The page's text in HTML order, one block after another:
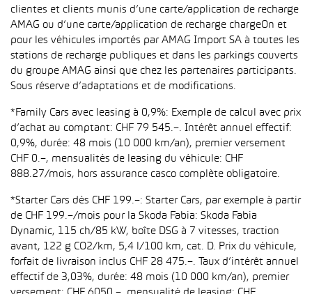
clientes et clients munis d’une carte/application de recharge
AMAG ou d’une carte/application de recharge chargeOn et
pour les véhicules importés par AMAG Import SA à toutes les
stations de recharge publiques et dans les parkings couverts
du groupe AMAG ainsi que chez les partenaires participants.
Sous réserve d’adaptations et de modifications.
*Family Cars avec leasing à 0,9%: Exemple de calcul avec prix
d’achat au comptant: CHF 79 545.–. Intérêt annuel effectif:
0,9%, durée: 48 mois (10 000 km/an), premier versement
CHF 0.–, mensualités de leasing du véhicule: CHF
888.27/mois, hors assurance casco complète obligatoire.
*Starter Cars dès CHF 199.–: Starter Cars, par exemple à partir
de CHF 199.–/mois pour la Skoda Fabia: Skoda Fabia
Dynamic, 115 ch/85 kW, boîte DSG à 7 vitesses, traction
avant, 122 g CO2/km, 5,4 l/100 km, cat. D. Prix du véhicule,
forfait de livraison inclus CHF 28 475.–. Taux d’intérêt annuel
effectif de 3,03%, durée: 48 mois (10 000 km/an), premier